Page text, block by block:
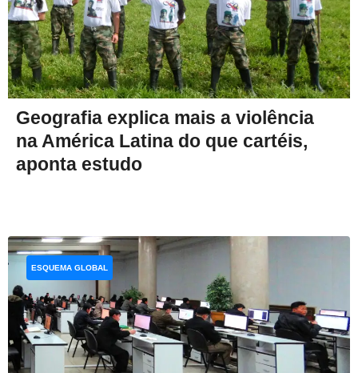
Geografia explica mais a violência
na América Latina do que cartéis,
aponta estudo
ESQUEMA GLOBAL